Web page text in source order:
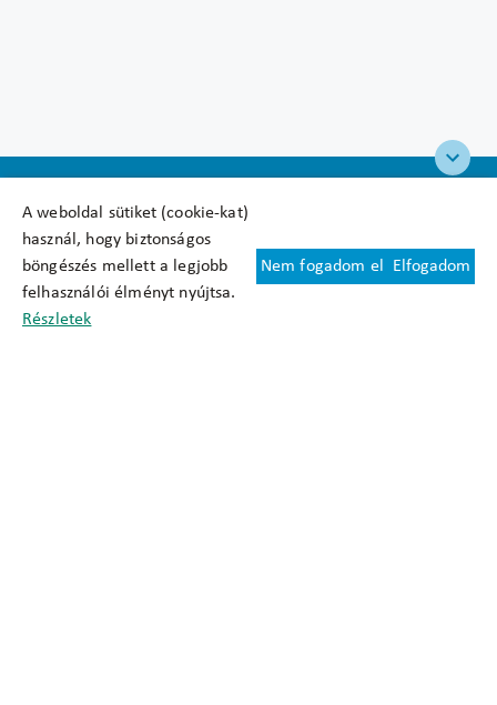
A weboldal sütiket (cookie-kat)
használ, hogy biztonságos
böngészés mellett a legjobb
felhasználói élményt nyújtsa.
Részletek
Nem fogadom el Elfogadom
Felhasználási feltételek